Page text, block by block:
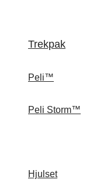
Trekpak
Peli™
Peli Storm™
Hjulset